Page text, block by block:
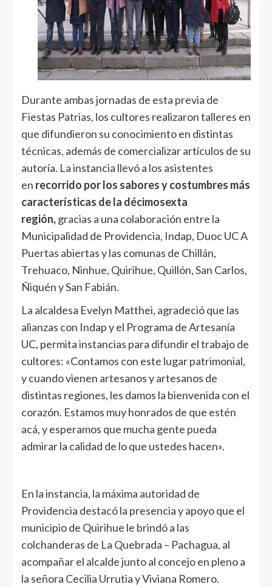
Durante ambas jornadas de esta previa de
Fiestas Patrias, los cultores realizaron talleres en
que difundieron su conocimiento en distintas
técnicas, además de comercializar artículos de su
autoría. La instancia llevó a los asistentes
en recorrido por los sabores y costumbres más
características de la décimosexta
región,gracias a una colaboración entre la
Municipalidad de Providencia, Indap, Duoc UC A
Puertas abiertas y las comunas de Chillán,
Trehuaco, Ninhue, Quirihue, Quillón, San Carlos,
Ñiquén y San Fabián.
La alcaldesa Evelyn Matthei, agradeció que las
alianzas con Indap y el Programa de Artesanía
UC, permita instancias para difundir el trabajo de
cultores: «Contamos con este lugar patrimonial,
y cuando vienen artesanos y artesanos de
distintas regiones, les damos la bienvenida con el
corazón. Estamos muy honrados de que estén
acá, y esperamos que mucha gente pueda
admirar la calidad de lo que ustedes hacen».
En la instancia, la máxima autoridad de
Providencia destacó la presencia y apoyo que el
municipio de Quirihue le brindó a las
colchanderas de La Quebrada – Pachagua, al
acompañar el alcalde junto al concejo en pleno a
la señora Cecilia Urrutia y Viviana Romero.